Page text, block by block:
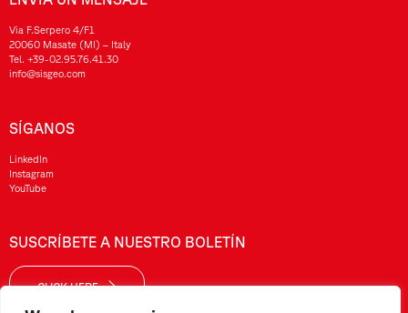
Via F.Serpero 4/F1
20060 Masate (MI) – Italy
Tel. +39-02.95.76.41.30
info@sisgeo.com
SÍGANOS
LinkedIn
Instagram
YouTube
SUSCRÍBETE A NUESTRO BOLETÍN
CLICK HERE